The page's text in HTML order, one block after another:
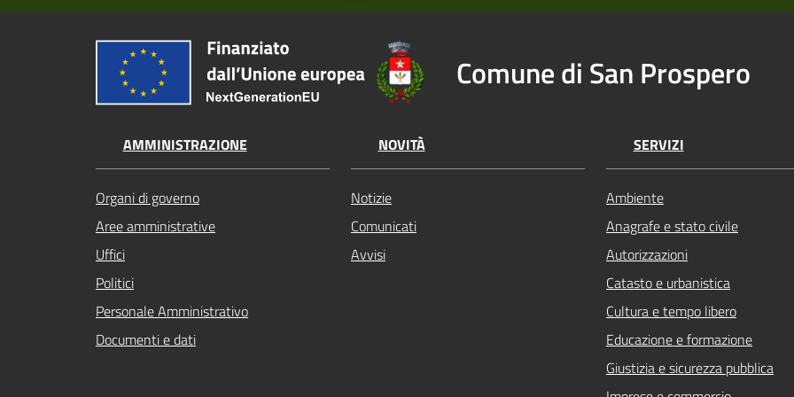
Comune di San Prospero
AMMINISTRAZIONE
Organi di governo
Aree amministrative
Uffici
Politici
Personale Amministrativo
Documenti e dati
NOVITÀ
Notizie
Comunicati
Avvisi
SERVIZI
Ambiente
Anagrafe e stato civile
Autorizzazioni
Catasto e urbanistica
Cultura e tempo libero
Educazione e formazione
Giustizia e sicurezza pubblica